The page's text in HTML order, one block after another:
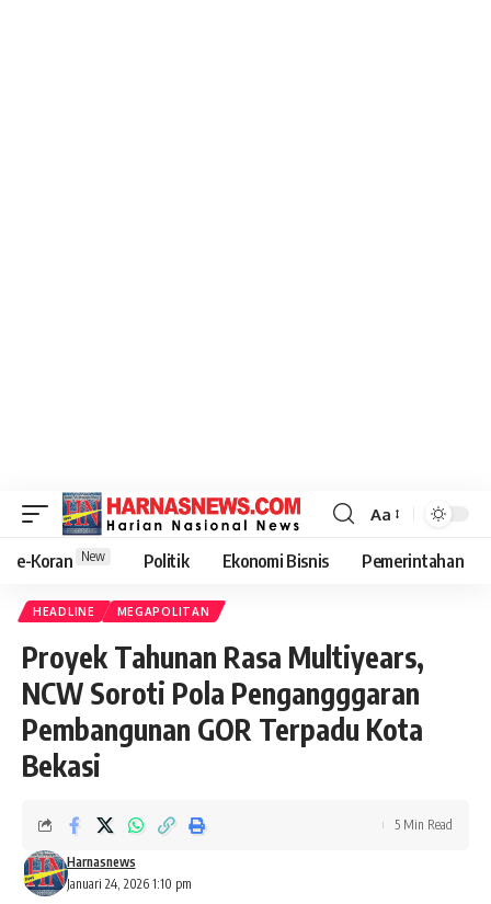
Aa
e-Koran New Politik Ekonomi Bisnis Pemerintahan
HEADLINE MEGAPOLITAN
Proyek Tahunan Rasa Multiyears,
NCW Soroti Pola Pengangggaran
Pembangunan GOR Terpadu Kota
Bekasi
Januari 24, 2026 1:10 pm
Harnasnews
5 Min Read